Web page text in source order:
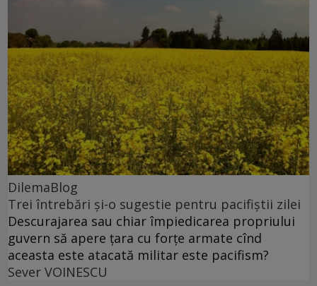
DilemaBlog
Trei întrebări și-o sugestie pentru pacifiștii zilei
Descurajarea sau chiar împiedicarea propriului
guvern să apere țara cu forțe armate cînd
aceasta este atacată militar este pacifism?
Sever VOINESCU